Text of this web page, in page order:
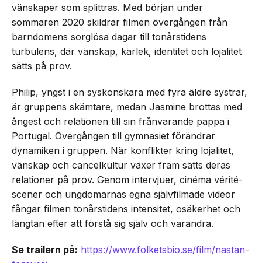
vänskaper som splittras. Med början under
sommaren 2020 skildrar filmen övergången från
barndomens sorglösa dagar till tonårstidens
turbulens, där vänskap, kärlek, identitet och lojalitet
sätts på prov.
Philip, yngst i en syskonskara med fyra äldre systrar,
är gruppens skämtare, medan Jasmine brottas med
ångest och relationen till sin frånvarande pappa i
Portugal. Övergången till gymnasiet förändrar
dynamiken i gruppen. När konflikter kring lojalitet,
vänskap och cancelkultur växer fram sätts deras
relationer på prov. Genom intervjuer, cinéma vérité-
scener och ungdomarnas egna självfilmade videor
fångar filmen tonårstidens intensitet, osäkerhet och
längtan efter att förstå sig själv och varandra.
Se trailern på: https://www.folketsbio.se/film/nastan-